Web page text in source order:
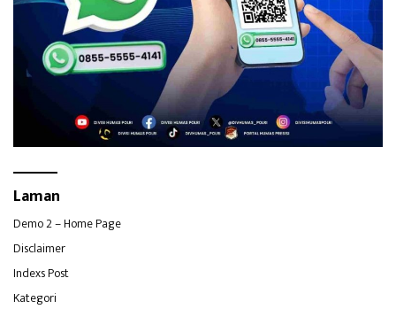
Laman
Demo 2 – Home Page
Disclaimer
Indexs Post
Kategori